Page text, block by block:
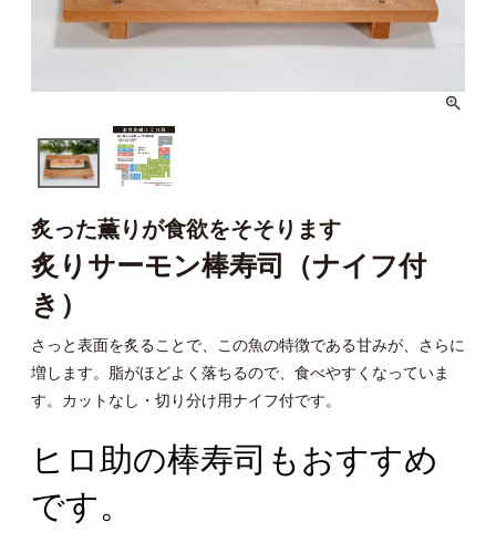
炙った薫りが食欲をそそります
炙りサーモン棒寿司（ナイフ付
き）
さっと表面を炙ることで、この魚の特徴である甘みが、さらに
増します。脂がほどよく落ちるので、食べやすくなっていま
す。カットなし・切り分け用ナイフ付です。
ヒロ助の棒寿司もおすすめ
です。